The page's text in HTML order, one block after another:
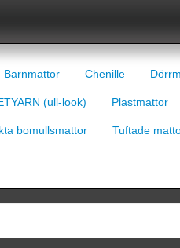
Barnmattor Chenille
(ull-look) Plastmattor
bomullsmattor Tuftade